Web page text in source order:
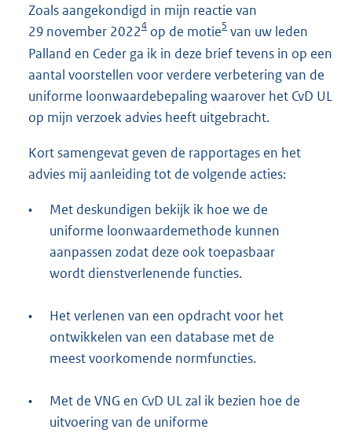
Zoals aangekondigd in mijn reactie van
29 november 20224 op de motie5 van uw leden
Palland en Ceder ga ik in deze brief tevens in op een
aantal voorstellen voor verdere verbetering van de
uniforme loonwaardebepaling waarover het CvD UL
op mijn verzoek advies heeft uitgebracht.
Kort samengevat geven de rapportages en het
advies mij aanleiding tot de volgende acties:
•
Met deskundigen bekijk ik hoe we de
uniforme loonwaardemethode kunnen
aanpassen zodat deze ook toepasbaar
wordt dienstverlenende functies.
•
Het verlenen van een opdracht voor het
ontwikkelen van een database met de
meest voorkomende normfuncties.
•
Met de VNG en CvD UL zal ik bezien hoe de
uitvoering van de uniforme